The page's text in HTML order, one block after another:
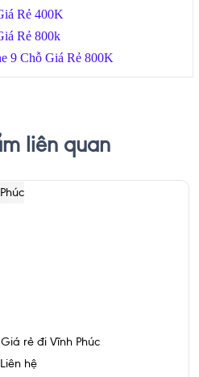
Rẻ 400K
Rẻ 800k
9 Chỗ Giá Rẻ 800K
liên quan
rẻ đi Vĩnh Phúc
Liên hệ